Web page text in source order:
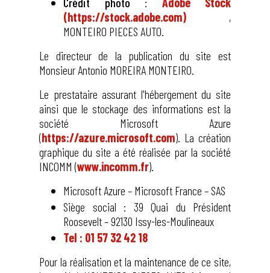
(https://stock.adobe.com) ,
MONTEIRO PIECES AUTO.
Le directeur de la publication du site est
Monsieur Antonio MOREIRA MONTEIRO.
Le prestataire assurant l'hébergement du site
ainsi que le stockage des informations est la
société Microsoft Azure
(https://azure.microsoft.com). La création
graphique du site a été réalisée par la société
INCOMM (www.incomm.fr).
Microsoft Azure – Microsoft France – SAS
Siège social : 39 Quai du Président
Roosevelt – 92130 Issy-les-Moulineaux
Tel : 01 57 32 42 18
Pour la réalisation et la maintenance de ce site,